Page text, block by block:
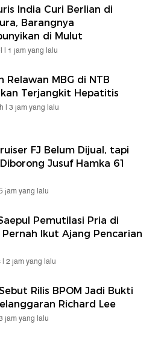
India Curi Berlian di
Barangnya
di Mulut
| 1 jam yang lalu
Relawan MBG di NTB
Terjangkit Hepatitis
| 3 jam yang lalu
FJ Belum Dijual, tapi
Jusuf Hamka 61
jam yang lalu
Pemutilasi Pria di
Pernah Ikut Ajang Pencarian
| 2 jam yang lalu
Rilis BPOM Jadi Bukti
Richard Lee
jam yang lalu